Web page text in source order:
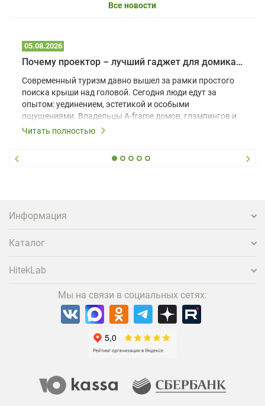
Все новости
05.08.2026
Почему проектор – лучший гаджет для домика в глэмпинге
Современный туризм давно вышел за рамки простого
поиска крыши над головой. Сегодня люди едут за
опытом: уединением, эстетикой и особыми
ощущениями. Владельцы A-frame домов, глэмпингов и
шале понимают, что конкуренция растет, и
вернуться и поделиться впечатлениями в соцсетях,
проектора.
Читать полностью
Информация
Каталог
HitekLab
Мы на связи в социальных сетях: